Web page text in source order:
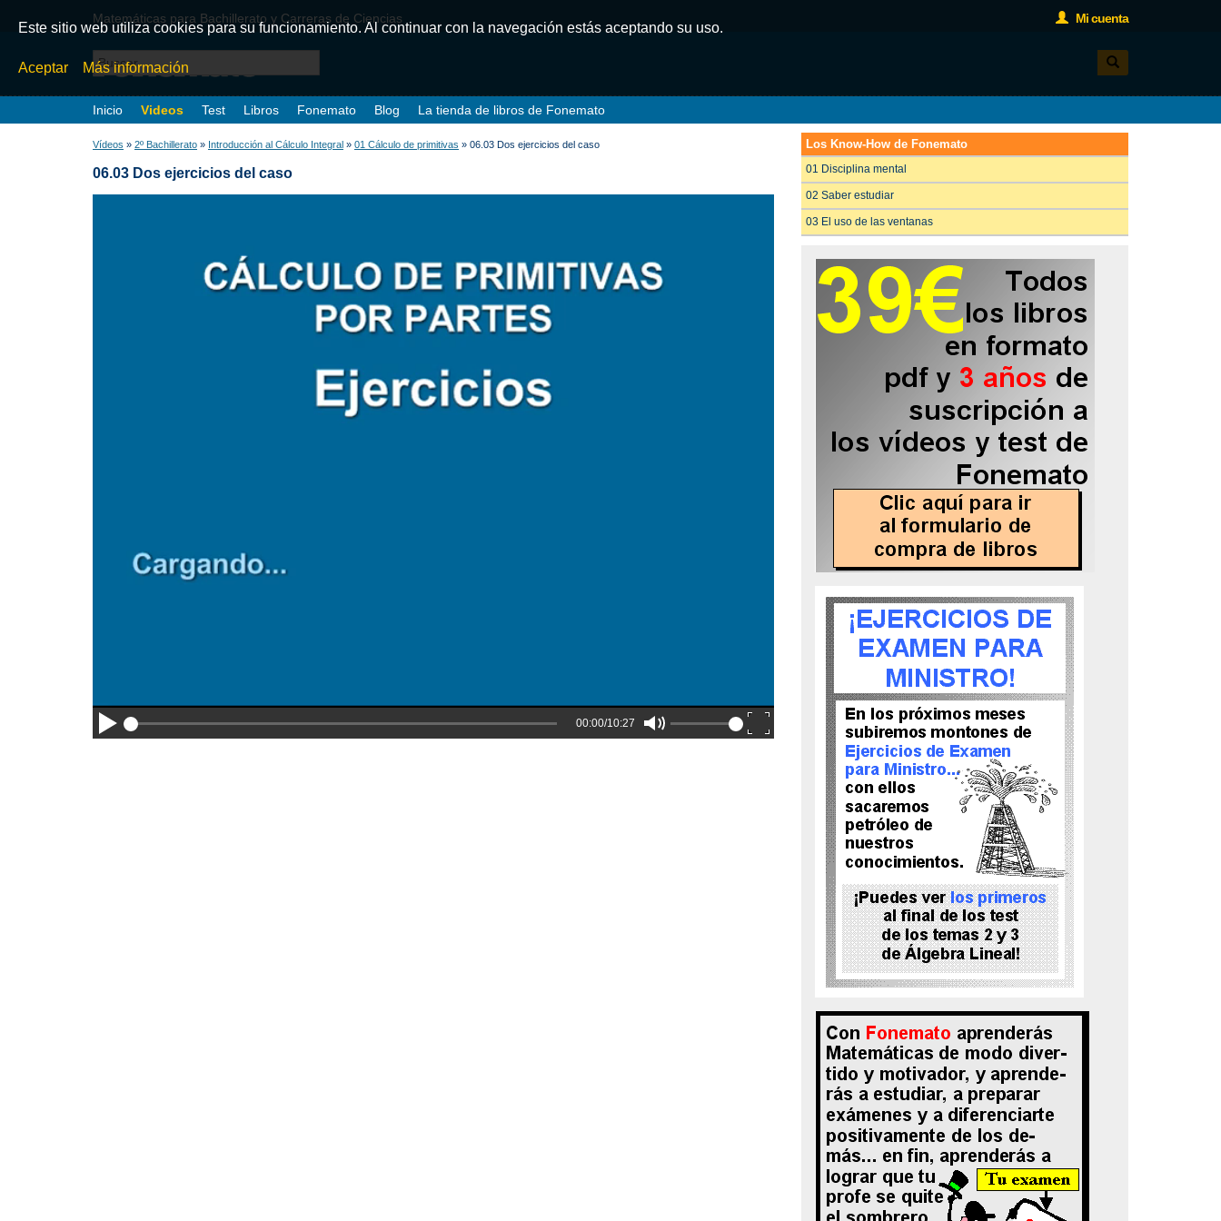
Matemáticas para Bachillerato y Carreras de Ciencias Mi cuenta
Inicio Videos Test Libros Fonemato Blog La tienda de libros de Fonemato
Vídeos » 2º Bachillerato » Introducción al Cálculo Integral » 01 Cálculo de primitivas » 06.03 Dos ejercicios del caso
06.03 Dos ejercicios del caso
00:00/10:27
Los Know-How de Fonemato
01 Disciplina mental
02 Saber estudiar
03 El uso de las ventanas
Este sitio web utiliza cookies para su funcionamiento. Al continuar con la navegación estás aceptando su uso.
Aceptar Más información